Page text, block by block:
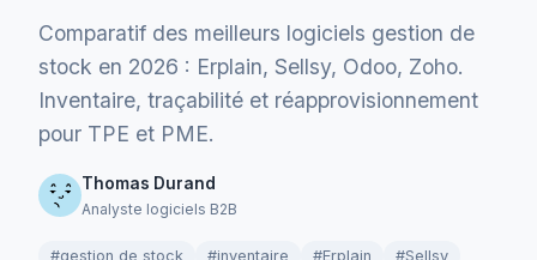
Comparatif des meilleurs logiciels gestion de
stock en 2026 : Erplain, Sellsy, Odoo, Zoho.
Inventaire, traçabilité et réapprovisionnement
pour TPE et PME.
Thomas Durand
Analyste logiciels B2B
#gestion de stock #inventaire #Erplain
#Sellsy